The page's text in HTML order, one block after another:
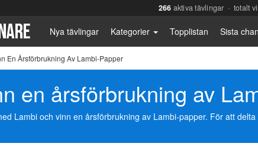
266 aktiva tävlingar · totalt
Nya tävlingar Kategorier Topplistan Sista
En Årsförbrukning Av Lambi-Papper
en årsförbrukning av
Lambi och vinn en årsförbrukning av Lambi-papper. För att